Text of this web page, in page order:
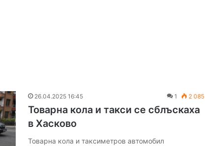
26.04.2025 16:45 1 2 085
Товарна кола и такси се сблъскаха
в Хасково
Товарна кола и таксиметров автомобил